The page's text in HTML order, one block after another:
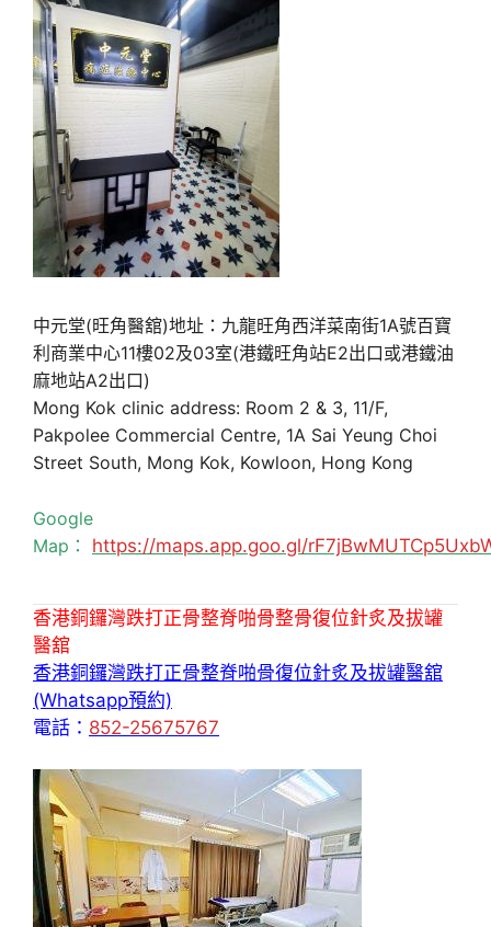
中元堂(旺角醫舘)地址：九龍旺角西洋菜南街1A號百寶
利商業中心11樓02及03室(港鐵旺角站E2出口或港鐵油
麻地站A2出口)
Mong Kok clinic address: Room 2 & 3, 11/F,
Pakpolee Commercial Centre, 1A Sai Yeung Choi
Street South, Mong Kok, Kowloon, Hong Kong
Google
Map： https://maps.app.goo.gl/
香港銅鑼灣跌打正骨整脊啪骨整骨復位針炙及拔罐
醫舘
香港銅鑼灣跌打正骨整脊啪骨復位針炙及拔罐醫舘
(Whatsapp預約)
電話： 852-25675767